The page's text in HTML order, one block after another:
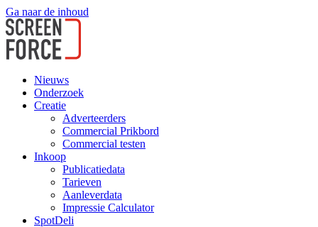
Ga naar de inhoud
Nieuws
Onderzoek
Creatie
Adverteerders
Commercial Prikbord
Commercial testen
Inkoop
Publicatiedata
Tarieven
Aanleverdata
Impressie Calculator
SpotDeli